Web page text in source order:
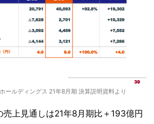
ールディングス 21年8月期 決算説明資料より
上見通しは21年8月期比＋193億円